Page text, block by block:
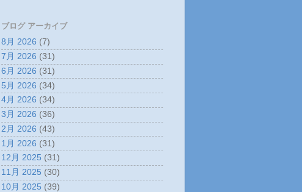
ブログ アーカイブ
8月 2026 (7)
7月 2026 (31)
6月 2026 (31)
5月 2026 (34)
4月 2026 (34)
3月 2026 (36)
2月 2026 (43)
1月 2026 (31)
12月 2025 (31)
11月 2025 (30)
10月 2025 (39)